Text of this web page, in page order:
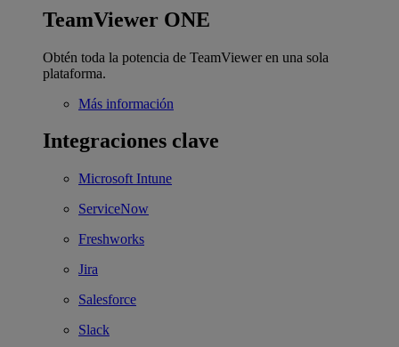
TeamViewer ONE
Obtén toda la potencia de TeamViewer en una sola
plataforma.
Más información
Integraciones clave
Microsoft Intune
ServiceNow
Freshworks
Jira
Salesforce
Slack